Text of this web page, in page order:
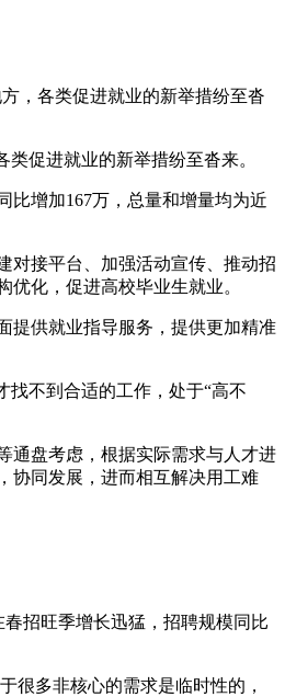
，各类促进就业的新举措纷至沓
促进就业的新举措纷至沓来。
增加167万，总量和增量均为近
接平台、加强活动宣传、推动招
化，促进高校毕业生就业。
供就业指导服务，提供更加精准
不到合适的工作，处于“高不
盘考虑，根据实际需求与人才进
协同发展，进而相互解决用工难
招旺季增长迅猛，招聘规模同比
多非核心的需求是临时性的，